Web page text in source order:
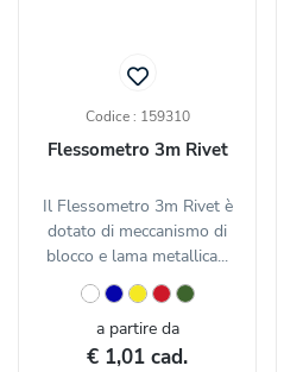
Codice : 159310
Flessometro 3m Rivet
Il Flessometro 3m Rivet è
dotato di meccanismo di
blocco e lama metallica...
a partire da
€ 1,01 cad.